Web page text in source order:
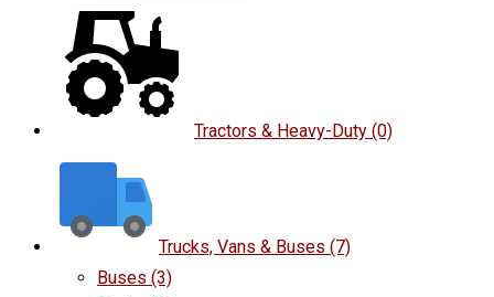
Tractors & Heavy-Duty (0)
Trucks, Vans & Buses (7)
Buses (3)